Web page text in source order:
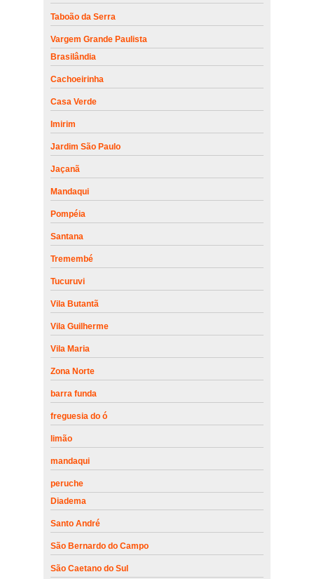
Taboão da Serra
Vargem Grande Paulista
Brasilândia
Cachoeirinha
Casa Verde
Imirim
Jardim São Paulo
Jaçanã
Mandaqui
Pompéia
Santana
Tremembé
Tucuruvi
Vila Butantã
Vila Guilherme
Vila Maria
Zona Norte
barra funda
freguesia do ó
limão
mandaqui
peruche
Diadema
Santo André
São Bernardo do Campo
São Caetano do Sul